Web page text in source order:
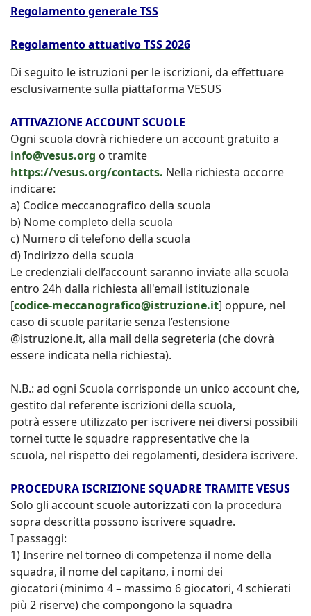
Regolamento generale TSS
Regolamento attuativo TSS 2026
Di seguito le istruzioni per le iscrizioni, da effettuare
esclusivamente sulla piattaforma VESUS
ATTIVAZIONE ACCOUNT SCUOLE
Ogni scuola dovrà richiedere un account gratuito a
info@vesus.org o tramite
https://vesus.org/contacts. Nella richiesta occorre
indicare:
a) Codice meccanografico della scuola
b) Nome completo della scuola
c) Numero di telefono della scuola
d) Indirizzo della scuola
Le credenziali dell’account saranno inviate alla scuola
entro 24h dalla richiesta all'email istituzionale
[codice-meccanografico@istruzione.it] oppure, nel
caso di scuole paritarie senza l’estensione
@istruzione.it, alla mail della segreteria (che dovrà
essere indicata nella richiesta).
N.B.: ad ogni Scuola corrisponde un unico account che,
gestito dal referente iscrizioni della scuola,
potrà essere utilizzato per iscrivere nei diversi possibili
tornei tutte le squadre rappresentative che la
scuola, nel rispetto dei regolamenti, desidera iscrivere.
PROCEDURA ISCRIZIONE SQUADRE TRAMITE VESUS
Solo gli account scuole autorizzati con la procedura
sopra descritta possono iscrivere squadre.
I passaggi:
1) Inserire nel torneo di competenza il nome della
squadra, il nome del capitano, i nomi dei
giocatori (minimo 4 – massimo 6 giocatori, 4 schierati
più 2 riserve) che compongono la squadra